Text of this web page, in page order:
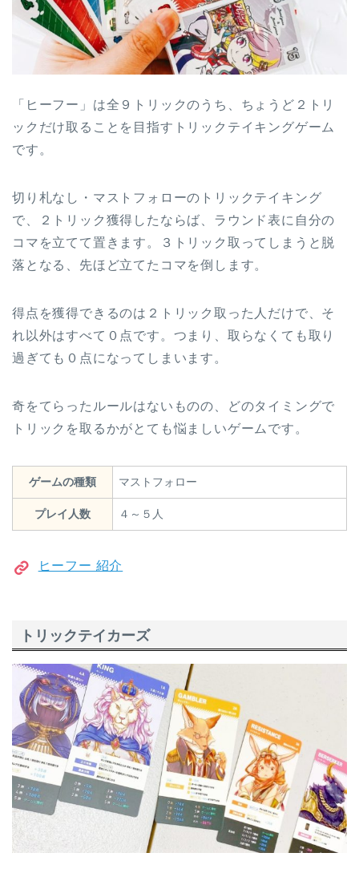
「ヒーフー」は全９トリックのうち、ちょうど２トリ
ックだけ取ることを目指すトリックテイキングゲーム
です。
切り札なし・マストフォローのトリックテイキング
で、２トリック獲得したならば、ラウンド表に自分の
コマを立てて置きます。３トリック取ってしまうと脱
落となる、先ほど立てたコマを倒します。
得点を獲得できるのは２トリック取った人だけで、そ
れ以外はすべて０点です。つまり、取らなくても取り
過ぎても０点になってしまいます。
奇をてらったルールはないものの、どのタイミングで
トリックを取るかがとても悩ましいゲームです。
ゲームの種類 マストフォロー
プレイ人数 ４～５人
ヒーフー 紹介
トリックテイカーズ